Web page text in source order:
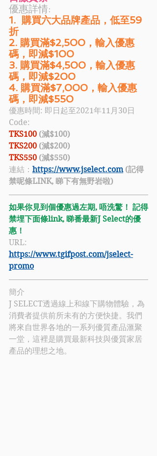
優惠詳情:
1.  購買六大品牌產品，低至59
折
2. 購買滿$2,500，輸入優惠
碼，即減$100
3. 購買滿$4,500，輸入優惠
碼，即減$200
4. 購買滿$7,000，輸入優惠
碼，即減$550
優惠時間: 即日起至2021年11月30日
Code:
TKS100 (減$100)
TKS200 (減$200)
TKS550 (減$550)
連結： https://www.jselect.com (記得
禁呢條LINK, 睇下有無野岩啦)
如果你見到個優惠過左期, 唔洗驚！ 記得
禁埋下面條link, 睇番最新J Select的優
惠！
URL:
https://www.tgifpost.com/jselect-
promo​
簡介
J SELECT透過線上和線下購物體驗，為
消費者提供前所未有的方便快捷。我們
將來自世界各地的一系列優質產品滙聚
一堂，這裡是購買最新科技與優質家居
產品的理想之地。